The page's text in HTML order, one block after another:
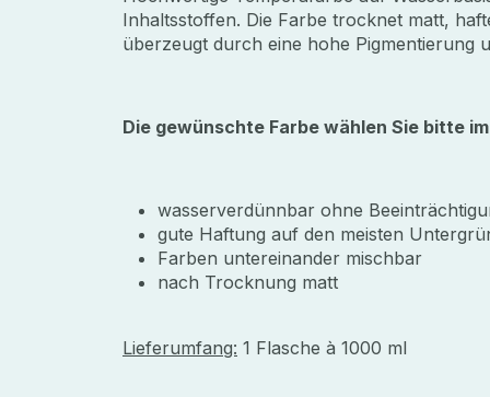
Inhaltsstoffen. Die Farbe trocknet matt,
überzeugt durch eine hohe Pigmentierung
Die gewünschte Farbe wählen Sie bitte
wasserverdünnbar ohne
gute Haftung auf den meisten
Farben untereinander mischbar
nach Trocknung matt
Lieferumfang: 1 Flasche à 1000 ml